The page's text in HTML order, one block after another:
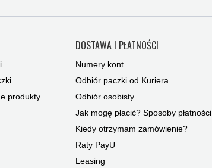
produkty
DOSTAWA I PŁATNOŚCI
Numery kont
Odbiór paczki od Kuriera
Odbiór osobisty
Jak mogę płacić? Sposoby płatności
Kiedy otrzymam zamówienie?
Raty PayU
Leasing